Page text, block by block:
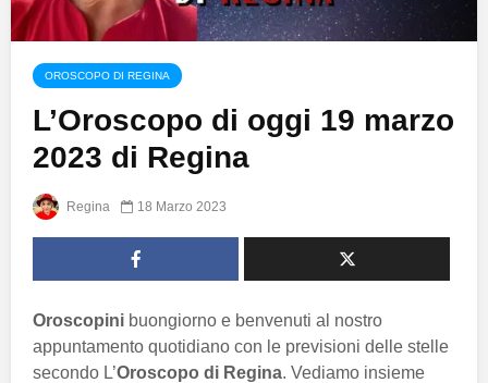
OROSCOPO DI REGINA
L’Oroscopo di oggi 19 marzo
2023 di Regina
Regina 18 Marzo 2023
Oroscopini buongiorno e benvenuti al nostro
appuntamento quotidiano con le previsioni delle stelle
secondo L’Oroscopo di Regina. Vediamo insieme